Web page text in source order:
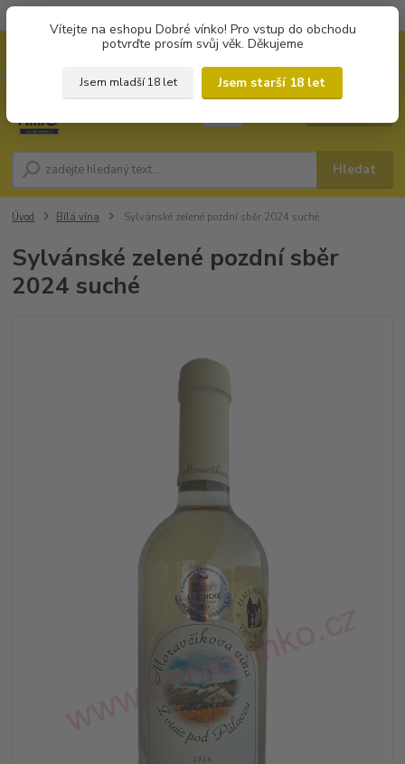
Vítejte na eshopu Dobré vínko! Pro vstup do obchodu
potvrďte prosím svůj věk. Děkujeme
Jsem mladší 18 let
Jsem starší 18 let
Hledat
Úvod Bílá vína Sylvánské zelené pozdní sběr 2024 suché
Sylvánské zelené pozdní sběr
2024 suché